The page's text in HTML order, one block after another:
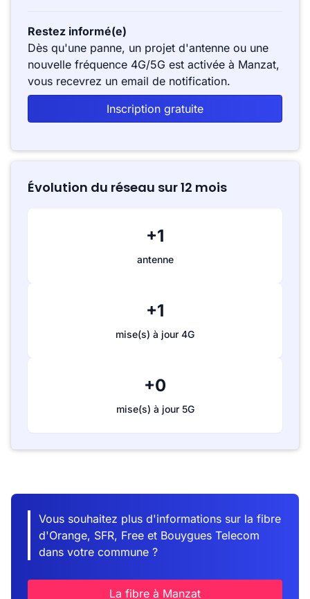
Restez informé(e)
Dès qu'une panne, un projet d'antenne ou une
nouvelle fréquence 4G/5G est activée à Manzat,
vous recevrez un email de notification.
Inscription gratuite
Évolution du réseau sur 12 mois
+1
antenne
+1
mise(s) à jour 4G
+0
mise(s) à jour 5G
Vous souhaitez plus d'informations sur la fibre
d'Orange, SFR, Free et Bouygues Telecom
dans votre commune ?
La fibre à Manzat